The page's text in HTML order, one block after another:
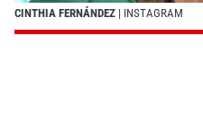
CINTHIA FERNÁNDEZ | INSTAGRAM